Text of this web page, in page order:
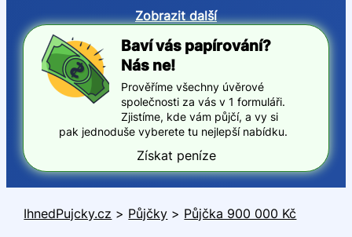
Zobrazit další
Baví vás papírování?
Nás ne!
Prověříme všechny úvěrové
společnosti za vás v 1 formuláři.
Zjistíme, kde vám půjčí, a vy si
pak jednoduše vyberete tu nejlepší nabídku.
Získat peníze
IhnedPujcky.cz > Půjčky > Půjčka 900 000 Kč